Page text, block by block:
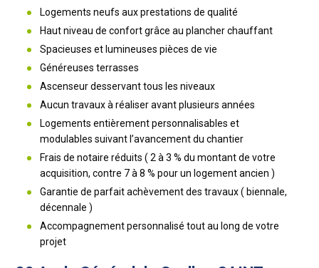
Logements neufs aux prestations de qualité
Haut niveau de confort grâce au plancher chauffant
Spacieuses et lumineuses pièces de vie
Généreuses terrasses
Ascenseur desservant tous les niveaux
Aucun travaux à réaliser avant plusieurs années
Logements entièrement personnalisables et
modulables suivant l’avancement du chantier
Frais de notaire réduits ( 2 à 3 % du montant de votre
acquisition, contre 7 à 8 % pour un logement ancien )
Garantie de parfait achèvement des travaux ( biennale,
décennale )
Accompagnement personnalisé tout au long de votre
projet